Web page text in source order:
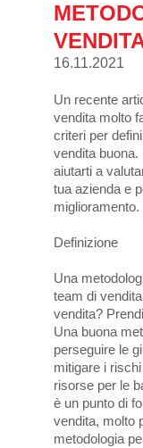
16.11.2021
Un recente
vendita molto
criteri per
vendita
aiutarti a
tua azienda e
miglioramento.
Definizione
Una
team di
vendita?
Una buona
perseguire le
mitigare i
risorse per le
è un punto di
vendita, molto
metodologia